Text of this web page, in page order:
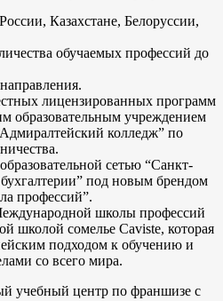
Казахстане, Белоруссии,
обучаемых профессий до
лицензированных программ
образовательным учреждением
колледж” по
сетью “Санкт-
под новым брендом
профессий”.
школы профессий
школой сомелье Caviste, которая
подходом к обучению и
со всего мира.
учебный центр по франшизе с